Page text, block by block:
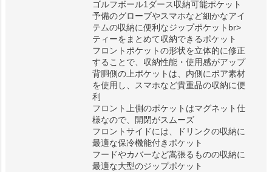
ゴルフボール1ダース収納可能ポケット
予備のグローブやスマホなど細かなアイ
テムの収納に便利なジップポケットbr>
ティーをまとめて収納できるポケット
フロントポケットの形状を立体的に修正
することで、収納性能・使用感がアップ
背胴側の上ポケットは、内側にボア素材
を使用し、スマホなど貴重品の収納に便
利
フロント上側のポケットはマグネット仕
様なので、開閉がスムーズ
フロントサイドには、ドリンクの収納に
最適な保冷機能付きポケット
フードやカバーなど嵩張るものの収納に
最適な大型のジップポケット